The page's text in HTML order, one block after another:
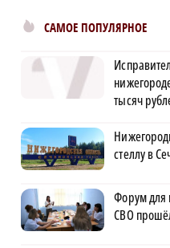
САМОЕ ПОПУЛЯРНОЕ
тысяч
стеллу в
Форум для
СВО